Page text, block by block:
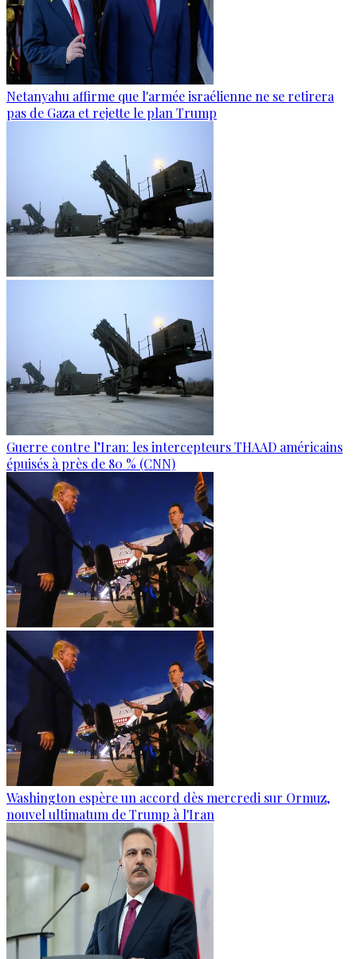
Netanyahu affirme que l'armée israélienne ne se retirera
pas de Gaza et rejette le plan Trump
Guerre contre l’Iran: les intercepteurs THAAD américains
épuisés à près de 80 % (CNN)
Washington espère un accord dès mercredi sur Ormuz,
nouvel ultimatum de Trump à l'Iran